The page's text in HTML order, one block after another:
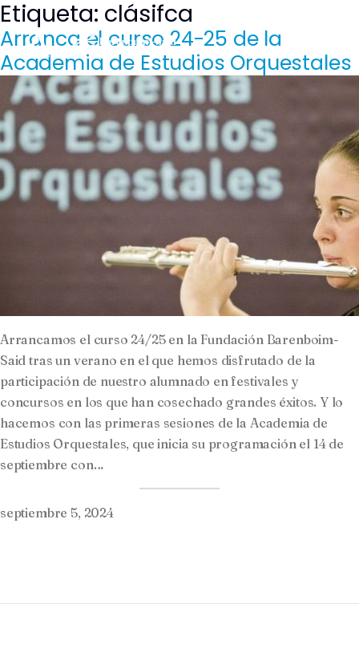
Saltar
al
contenido
Etiqueta: clásifca
Arranca el curso 24-25 de la
Academia de Estudios Orquestales
Arrancamos el curso 24/25 en la Fundación Barenboim-
Said tras un verano en el que hemos disfrutado de la
participación de nuestro alumnado en festivales y
concursos en los que han cosechado grandes éxitos. Y lo
hacemos con las primeras sesiones de la Academia de
Estudios Orquestales, que inicia su programación el 14 de
septiembre con…
septiembre 5, 2024